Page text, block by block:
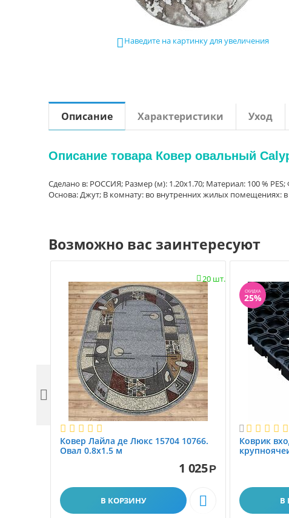
Наведите на картинку для увеличения
Описание Характеристики Уход
Описание товара Ковер овальный
Сделано в: РОССИЯ; Размер (м): 1.20x1.70; Материал: 100 %
Основа: Джут; В комнату: во внутренних жилых помещениях: в
Возможно вас заинтересуют
20 шт.

Ковер Лайла де Люкс 15704 10766.
Овал 0.8x1.5 м
1 025Р
В КОРЗИНУ 
СКИДКА
25%

Коврик
В
